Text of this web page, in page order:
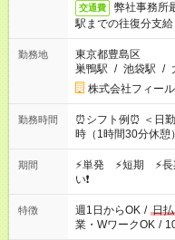
交通費
弊社事務所
駅までの往復分支
勤務地
東京都豊島区
巣鴨駅 / 池袋駅 /
株式会社フィー
勤務時間
⏰シフト例⏰ ＜日勤帯＞ ・9時～17時（1時間休憩） ・9時～19
時（1時間30分休憩
（1時間休憩） ＜夜勤帯＞ ・22時～午前2時（休憩なし） ・23
時～午前7時（1時間
や日程により変動
う調整しておりま
期間
⚡単発 ⚡短期 ⚡
い❗
特徴 週1日からOK / 日
業・WワークOK /